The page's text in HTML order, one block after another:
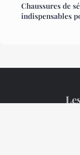
Chaussures de
indispensables